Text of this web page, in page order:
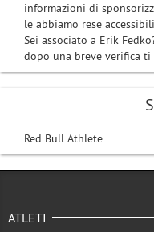
informazioni di
le abbiamo rese
Sei associato a Erik
dopo una breve verifica
Red Bull Athlete
ATLETI